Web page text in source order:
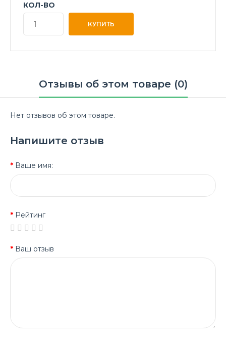
КОЛ-ВО
Отзывы об этом товаре (0)
Нет отзывов об этом товаре.
Напишите отзыв
Ваше имя:
Рейтинг
Ваш отзыв